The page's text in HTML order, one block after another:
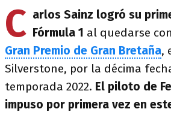
C arlos Sainz logró su
Fórmula 1 al quedarse
Gran Premio de Gran Bretaña,
Silverstone, por la décima
temporada 2022. El piloto de
impuso por primera vez en